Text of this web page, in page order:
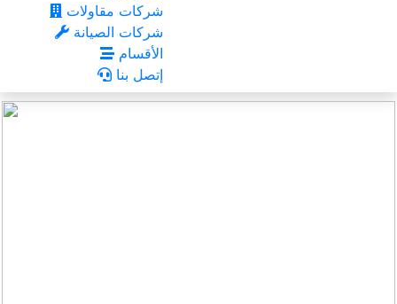
شركات مقاولات
شركات الصيانة
الأقسام
إتصل بنا